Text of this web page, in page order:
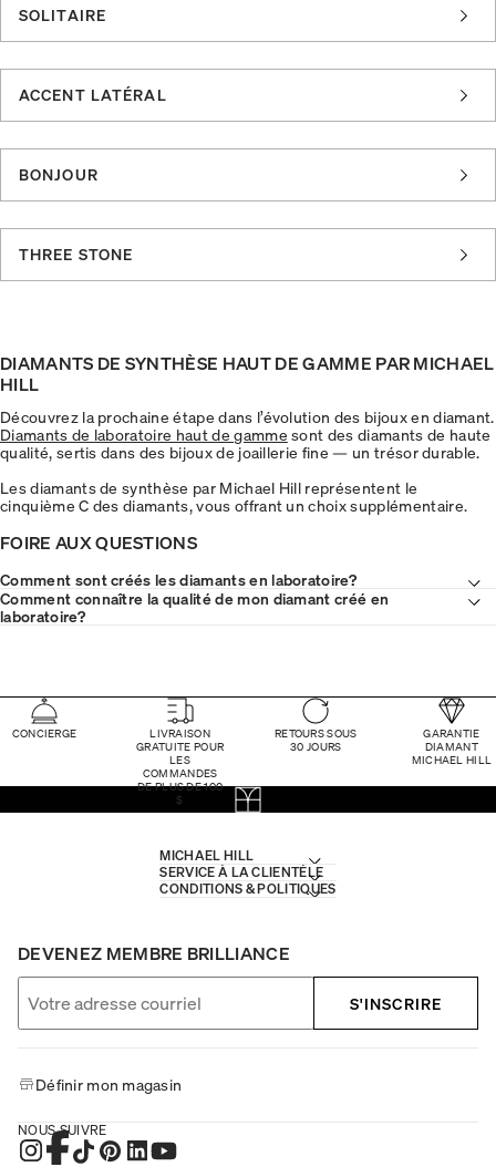
SOLITAIRE
ACCENT LATÉRAL
BONJOUR
THREE STONE
DIAMANTS DE SYNTHÈSE HAUT DE GAMME PAR MICHAEL
HILL
Découvrez la prochaine étape dans l’évolution des bijoux en diamant.
Diamants de laboratoire haut de gamme sont des diamants de haute
qualité, sertis dans des bijoux de joaillerie fine — un trésor durable.
Les diamants de synthèse par Michael Hill représentent le
cinquième C des diamants, vous offrant un choix supplémentaire.
FOIRE AUX QUESTIONS
Comment sont créés les diamants en laboratoire?
Comment connaître la qualité de mon diamant créé en
laboratoire?
CONCIERGE
LIVRAISON
GRATUITE POUR
LES
COMMANDES
DE PLUS DE 100
$
RETOURS SOUS
30 JOURS
GARANTIE
DIAMANT
MICHAEL HILL
MICHAEL HILL
SERVICE À LA CLIENTÈLE
CONDITIONS & POLITIQUES
DEVENEZ MEMBRE BRILLIANCE
S'INSCRIRE
Définir mon magasin
NOUS SUIVRE